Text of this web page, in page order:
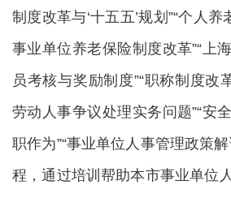
制度改革与‘十五五’规划”“个人养
事业单位养老保险制度改革”“上
员考核与奖励制度”“职称制度改
劳动人事争议处理实务问题”“安
职作为”“事业单位人事管理政策
程，通过培训帮助本市事业单位